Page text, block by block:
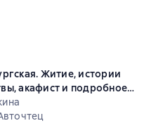
0 на основе 0 оценок
Житие, истории
акафист и подробное